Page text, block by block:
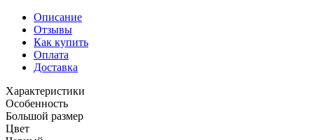
Описание
Отзывы
Как купить
Оплата
Доставка
Характеристики
Особенность
Большой размер
Цвет